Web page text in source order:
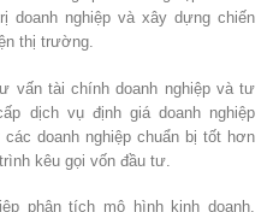
doanh nghiệp và xây dựng chiến
thị trường.
vấn tài chính doanh nghiệp và tư
dịch vụ định giá doanh nghiệp
doanh nghiệp chuẩn bị tốt hơn
kêu gọi vốn đầu tư.
phân tích mô hình kinh doanh,